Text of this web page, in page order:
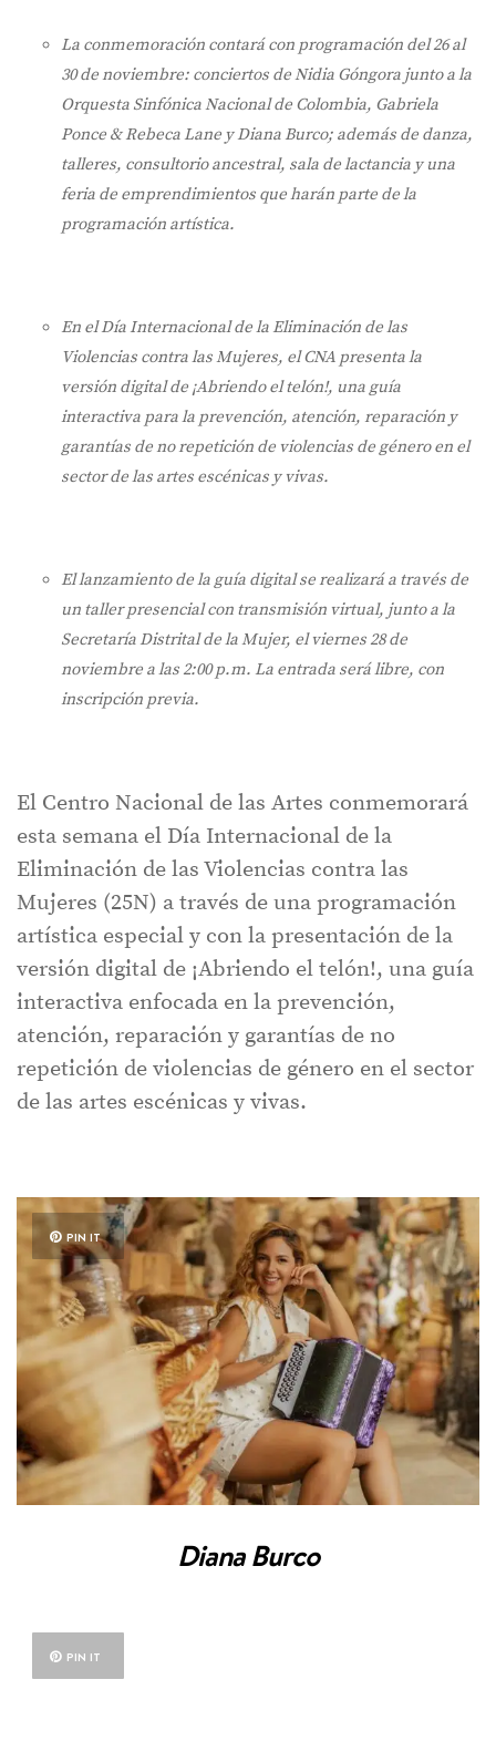
La conmemoración contará con programación del 26 al
30 de noviembre: conciertos de Nidia Góngora junto a la
Orquesta Sinfónica Nacional de Colombia, Gabriela
Ponce & Rebeca Lane y Diana Burco; además de danza,
talleres, consultorio ancestral, sala de lactancia y una
feria de emprendimientos que harán parte de la
programación artística.
En el Día Internacional de la Eliminación de las
Violencias contra las Mujeres, el CNA presenta la
versión digital de ¡Abriendo el telón!, una guía
interactiva para la prevención, atención, reparación y
garantías de no repetición de violencias de género en el
sector de las artes escénicas y vivas.
El lanzamiento de la guía digital se realizará a través de
un taller presencial con transmisión virtual, junto a la
Secretaría Distrital de la Mujer, el viernes 28 de
noviembre a las 2:00 p.m. La entrada será libre, con
inscripción previa.
El Centro Nacional de las Artes conmemorará
esta semana el Día Internacional de la
Eliminación de las Violencias contra las
Mujeres (25N) a través de una programación
artística especial y con la presentación de la
versión digital de ¡Abriendo el telón!, una guía
interactiva enfocada en la prevención,
atención, reparación y garantías de no
repetición de violencias de género en el sector
de las artes escénicas y vivas.
PIN IT
Diana Burco
PIN IT